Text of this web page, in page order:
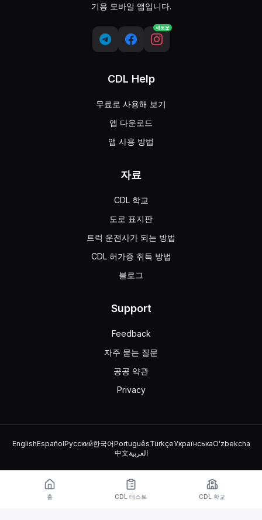
기용 모바일 앱입니다.
새로운
CDL Help
무료로 사용해 보기
앱 다운로드
앱 사용 방법
자료
CDL 학교
도로 표지판
트럭 운전사가 되는 방법
CDL 허가증 취득 방법
블로그
Support
Feedback
자주 묻는 질문
공공 약관
Privacy
EnglishEspañolРусский한국어PortuguêsTürkçeУкраїнськаOʻzbekcha
中文العربية
© 2026 TruckDriver.help LLC
이 플랫폼은 회사 소유이며 정부 기관과 관련이 없습니다.
홈 CDL 테스트 CDL 학교